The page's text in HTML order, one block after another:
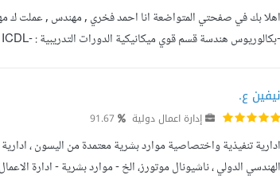
نيفين ع.
إدارة اعمال دولية